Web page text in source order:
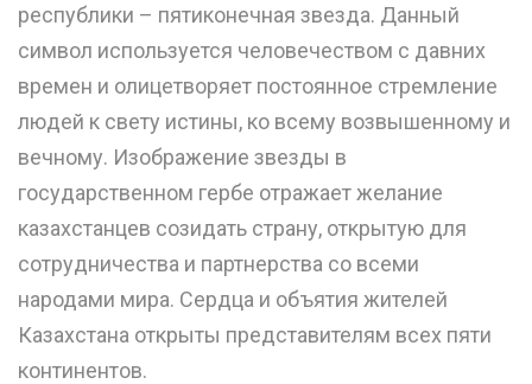
республики – пятиконечная звезда. Данный
символ используется человечеством с давних
времен и олицетворяет постоянное стремление
людей к свету истины, ко всему возвышенному и
вечному. Изображение звезды в
государственном гербе отражает желание
казахстанцев созидать страну, открытую для
сотрудничества и партнерства со всеми
народами мира. Сердца и объятия жителей
Казахстана открыты представителям всех пяти
континентов.